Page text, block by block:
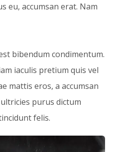
eu, accumsan erat. Nam
bibendum condimentum.
iaculis pretium quis vel
mattis eros, a accumsan
purus dictum
felis.